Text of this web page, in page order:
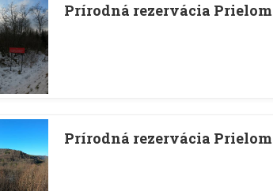
Prírodná rezervácia
Prírodná rezervácia